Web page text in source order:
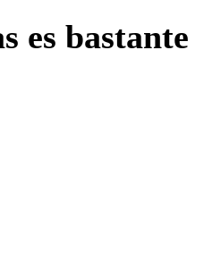
es bastante